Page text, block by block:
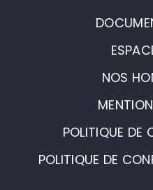
NOS
POLITIQUE DE
POLITIQUE DE